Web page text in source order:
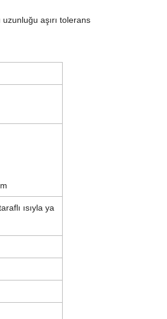
aşırı tolerans
ısıyla ya